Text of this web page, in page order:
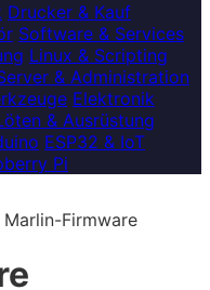
Drucker & Kauf
Software & Services
Linux & Scripting
& Administration
Elektronik
& Ausrüstung
ESP32 & IoT
Pi
Marlin-Firmware